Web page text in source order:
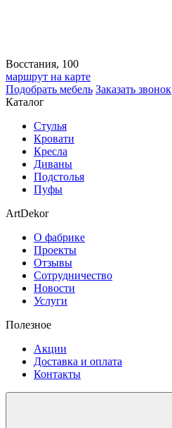
Восстания, 100
маршрут на карте
Подобрать мебель Заказать звонок
Каталог
Стулья
Кровати
Кресла
Диваны
Подстолья
Пуфы
ArtDekor
О фабрике
Проекты
Отзывы
Сотрудничество
Новости
Услуги
Полезное
Акции
Доставка и оплата
Контакты